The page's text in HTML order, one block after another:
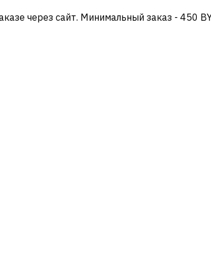
через сайт. Минимальный заказ - 450